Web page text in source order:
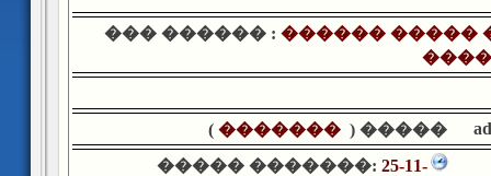
��� ������ : ������ �����
����� (
�������
)
����� �������: 25-11-